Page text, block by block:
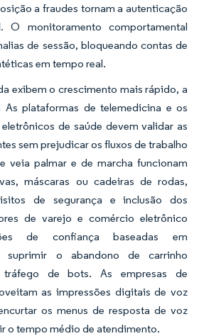
a fraudes tornam a autenticação
O monitoramento comportamental
de sessão, bloqueando contas de
em tempo real.
exibem o crescimento mais rápido, a
As plataformas de telemedicina e os
de saúde devem validar as
sem prejudicar os fluxos de trabalho
veia palmar e de marcha funcionam
máscaras ou cadeiras de rodas,
de segurança e inclusão dos
de varejo e comércio eletrônico
de confiança baseadas em
suprimir o abandono de carrinho
de bots. As empresas de
as impressões digitais de voz
os menus de resposta de voz
o tempo médio de atendimento.